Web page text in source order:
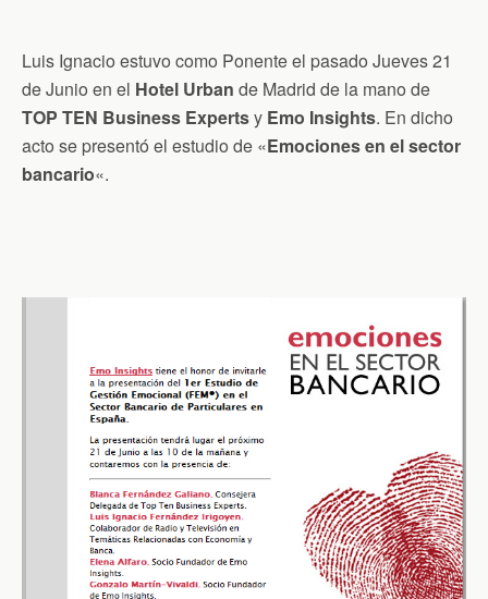
Luis Ignacio estuvo como Ponente el pasado Jueves 21
de Junio en el Hotel Urban de Madrid de la mano de
TOP TEN Business Expertsy Emo Insights. En dicho
acto se presentó el estudio de «Emociones en el sector
bancario«.